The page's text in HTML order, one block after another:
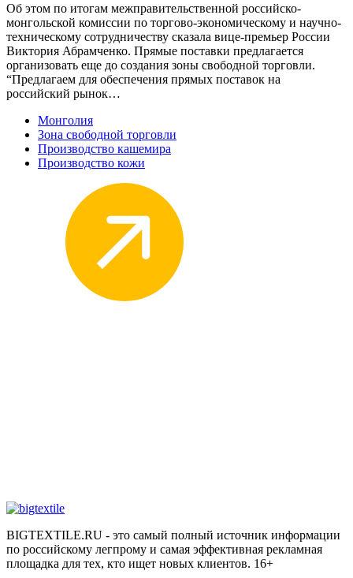
Об этом по итогам межправительственной российско-
монгольской комиссии по торгово-экономическому и научно-
техническому сотрудничеству сказала вице-премьер России
Виктория Абрамченко. Прямые поставки предлагается
организовать еще до создания зоны свободной торговли.
“Предлагаем для обеспечения прямых поставок на
российский рынок…
Монголия
Зона свободной торговли
Производство кашемира
Производство кожи
BIGTEXTILE.RU - это самый полный источник информации
по российскому легпрому и самая эффективная рекламная
площадка для тех, кто ищет новых клиентов. 16+